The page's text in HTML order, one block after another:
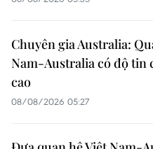
Chuyên gia Australia:
Nam-Australia có độ tin
cao
08/08/2026 05:27